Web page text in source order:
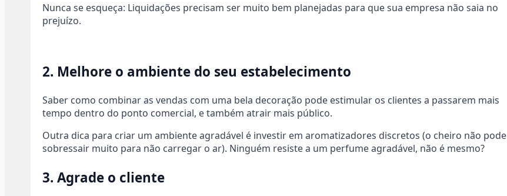
Nunca se esqueça: Liquidações precisam ser muito bem planejadas para que sua empresa não saia no
prejuízo.
2. Melhore o ambiente do seu estabelecimento
Saber como combinar as vendas com uma bela decoração pode estimular os clientes a passarem mais
tempo dentro do ponto comercial, e também atrair mais público.
Outra dica para criar um ambiente agradável é investir em aromatizadores discretos (o cheiro não pode
sobressair muito para não carregar o ar). Ninguém resiste a um perfume agradável, não é mesmo?
3. Agrade o cliente